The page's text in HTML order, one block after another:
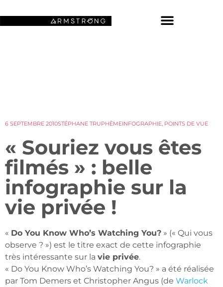
6 SEPTEMBRE 2010STÉPHANE TRUPHÈMEINFOGRAPHIE, POINTS DE VUE
« Souriez vous êtes
filmés » : belle
infographie sur la
vie privée !
« Do You Know Who’s Watching You? » (« Qui vous
observe ? ») est le titre exact de cette infographie
très intéressante sur la vie privée.
« Do You Know Who’s Watching You? » a été réalisée
par Tom Demers et Christopher Angus (de Warlock